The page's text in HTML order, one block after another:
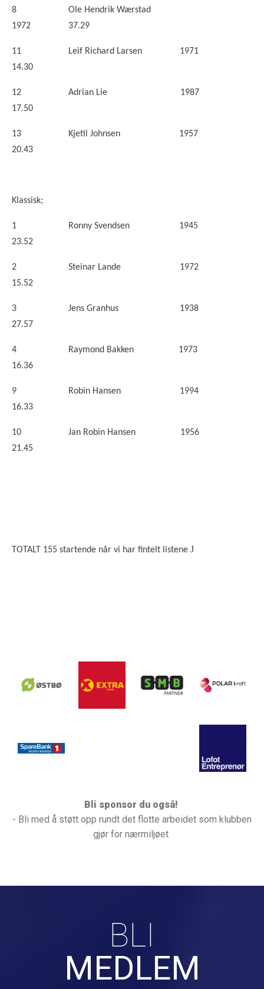
8 Ole Hendrik Wærstad
1972 37.29
11 Leif Richard Larsen 1971
14.30
12 Adrian Lie 1987
17.50
13 Kjetil Johnsen 1957
20.43
Klassisk;
1 Ronny Svendsen 1945
23.52
2 Steinar Lande 1972
15.52
3 Jens Granhus 1938
27.57
4 Raymond Bakken 1973
16.36
9 Robin Hansen 1994
16.33
10 Jan Robin Hansen 1956
21.45
TOTALT 155 startende når vi har fintelt listene J
Bli sponsor du også!
- Bli med å støtt opp rundt det flotte arbeidet som klubben
gjør for nærmiljøet
BLI
MEDLEM